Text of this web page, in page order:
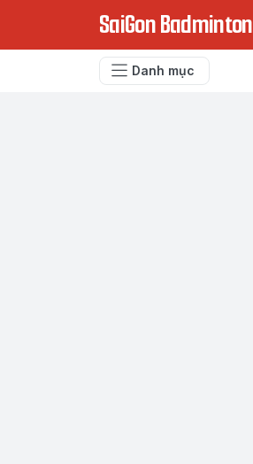
SaiGon Badminton
Danh mục